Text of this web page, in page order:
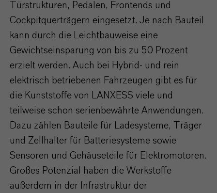
Türstrukturen, Pedalen, Frontends und
Cockpitquerträgern eingesetzt. Je nach Bauteil
kann durch die Leichtbauweise eine
Gewichtseinsparung von bis zu 50 Prozent
erzielt werden. Auch bei Hybrid- und rein
elektrisch betriebenen Fahrzeugen gibt es für
die Kunststoffe von LANXESS viele und
teilweise schon serienbewährte Anwendungen.
Dazu zählen Bauteile für Ladesysteme, Träger
und Zellhalter für Batteriesysteme sowie
Sensoren und Gehäuseteile für Elektromotoren.
Großes Potenzial haben die Werkstoffe
außerdem in der Infrastruktur der